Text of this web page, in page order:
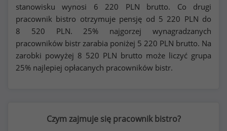
stanowisku wynosi 6 220 PLN brutto. Co drugi
pracownik bistro otrzymuje pensję od 5 220 PLN do
8 520 PLN. 25% najgorzej wynagradzanych
pracowników bistr zarabia poniżej 5 220 PLN brutto. Na
zarobki powyżej 8 520 PLN brutto może liczyć grupa
25% najlepiej opłacanych pracowników bistr.
Czym zajmuje się pracownik bistro?